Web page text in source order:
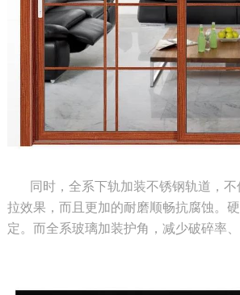
同时，全系下轨加装不锈钢轨道，不
拉效果，而且更加的耐磨顺畅抗腐蚀。
定。而全系玻璃加装护角，减少破碎率、